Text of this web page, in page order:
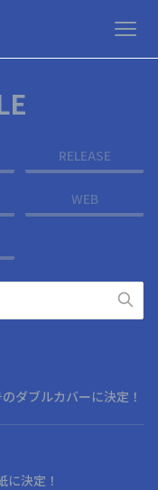
RELEASE
WEB
ダブルカバーに決定！
決定！